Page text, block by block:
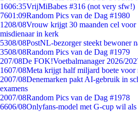
1606:35VrijMiBabes #316 (not very sfw!)
7601:09Random Pics van de Dag #1980
1208/08Vrouw krijgt 30 maanden cel voor
misdienaar in kerk
5308/08PostNL-bezorger steekt bewoner
3508/08Random Pics van de Dag #1979
207/08De FOK!Voetbalmanager 2026/
1607/08Meta krijgt half miljard boete voor
2007/08Denemarken pakt AI-gebruik in
examens
2007/08Random Pics van de Dag #1978
6606/08Onlyfans-model met G-cup wil